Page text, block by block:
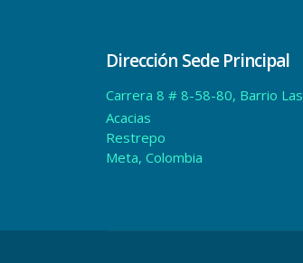
Dirección Sede Principal
Carrera 8 # 8-58-80, Barrio Las
Acacias
Restrepo
Meta, Colombia